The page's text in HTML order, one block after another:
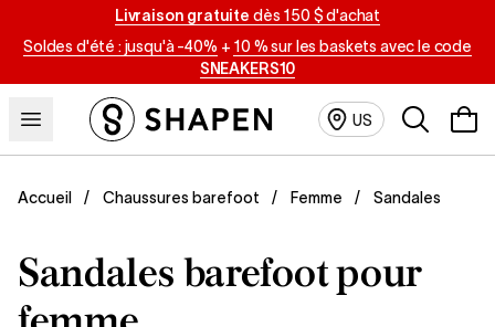
Livraison gratuite dès 150 $ d'achat
Soldes d'été : jusqu'à -40% + 10 % sur les baskets avec le code
SNEAKERS10
US Recherche
Accueil Chaussures barefoot Femme Sandales
Sandales barefoot pour